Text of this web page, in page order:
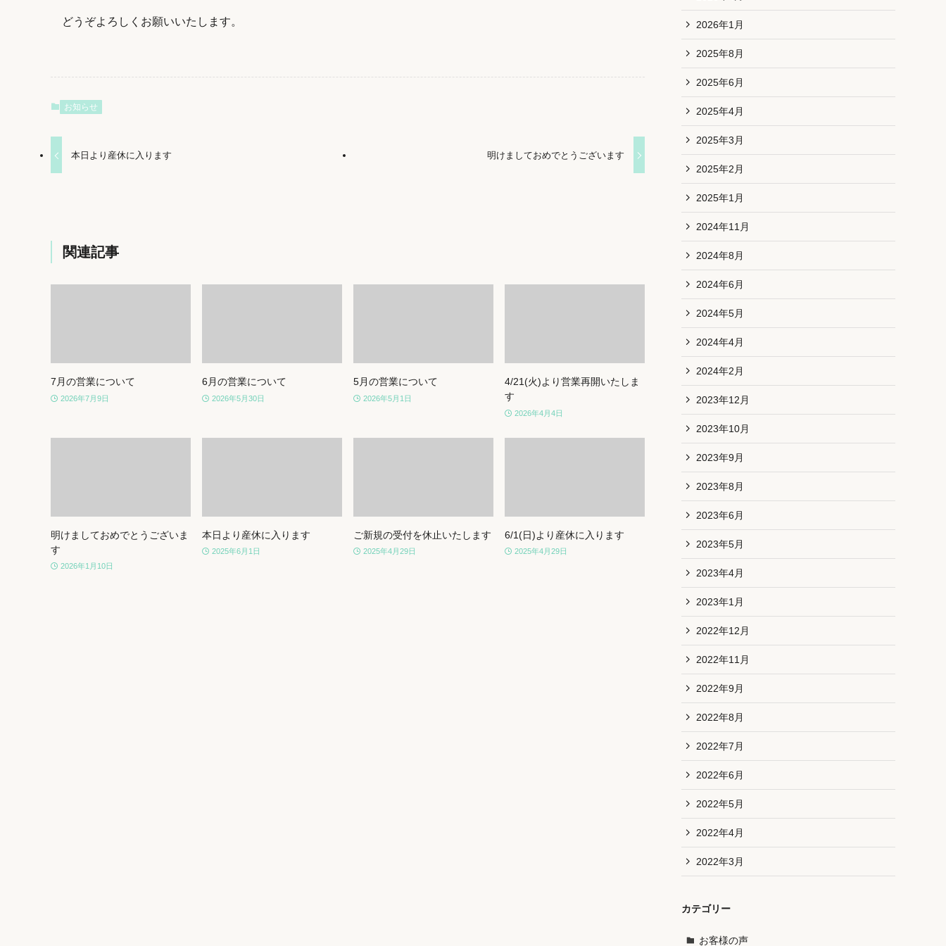
どうぞよろしくお願いいたします。
お知らせ
本日より産休に入ります 明けましておめでとうございます
関連記事
7月の営業について
2026年7月9日
6月の営業について
2026年5月30日
5月の営業について
2026年5月1日
4/21(火)より営業再開いたしま
す
2026年4月4日
明けましておめでとうございま
す
2026年1月10日
本日より産休に入ります
2025年6月1日
ご新規の受付を休止いたします
2025年4月29日
6/1(日)より産休に入ります
2025年4月29日
2026年1月
2025年8月
2025年6月
2025年4月
2025年3月
2025年2月
2025年1月
2024年11月
2024年8月
2024年6月
2024年5月
2024年4月
2024年2月
2023年12月
2023年10月
2023年9月
2023年8月
2023年6月
2023年5月
2023年4月
2023年1月
2022年12月
2022年11月
2022年9月
2022年8月
2022年7月
2022年6月
2022年5月
2022年4月
2022年3月
カテゴリー
お客様の声